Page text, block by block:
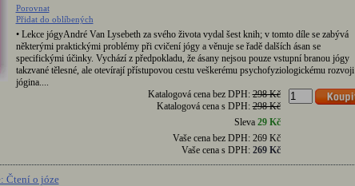
Porovnat
Přidat do oblíbených
• Lekce jógyAndré Van Lysebeth za svého života vydal šest knih; v tomto díle se zabývá
některými praktickými problémy při cvičení jógy a věnuje se řadě dalších ásan se
specifickými účinky. Vychází z předpokladu, že ásany nejsou pouze vstupní branou jógy
takzvané tělesné, ale otevírají přístupovou cestu veškerému psychofyziologickému rozvoji
jógina....
Katalogová cena bez DPH:298 Kč
Katalogová cena s DPH:298 Kč
Sleva 29 Kč
Vaše cena bez DPH: 269 Kč
Vaše cena s DPH: 269 Kč
Čtení o józe